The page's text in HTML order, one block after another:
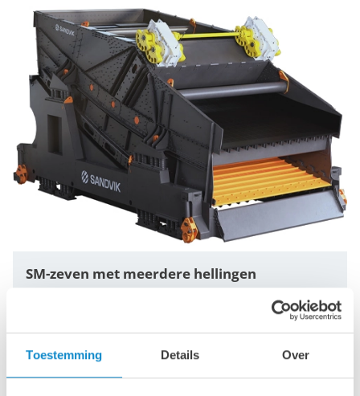
Toestemming Details Over
SM-zeven met meerdere hellingen